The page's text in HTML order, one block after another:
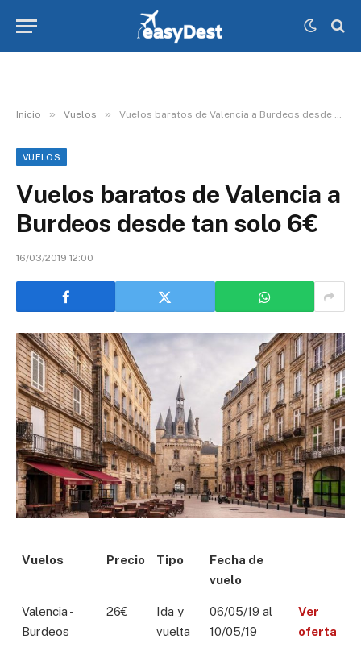
Inicio » Vuelos » Vuelos baratos de Valencia a Burdeos desde tan solo 6€
VUELOS
Vuelos baratos de Valencia a
Burdeos desde tan solo 6€
16/03/2019 12:00
Vuelos Precio Tipo
Fecha de
vuelo
Valencia -
Burdeos
26€
Ida y
vuelta
06/05/19 al
10/05/19
Ver
oferta